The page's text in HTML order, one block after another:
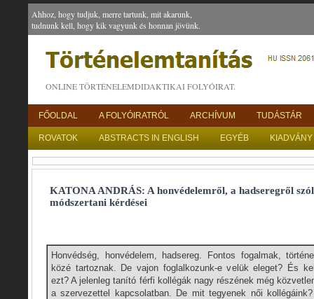
Ahhoz, hogy tudjuk, merre tartunk, mit akarunk,
tudnunk kell, hogy kik vagyunk és honnan jövünk.
ONLINE TÖRTÉNELEMDIDAKTIKAI FOLYÓIRAT.
FŐOLDAL A FOLYÓIRATRÓL ARCHÍVUM TUDÁSTÁR
ROVATOK ABSTRACTS IN ENGLISH EGYÉB
KATONA ANDRÁS: A honvédelemről, a hadseregről
módszertani kérdései
Honvédség, honvédelem, hadsereg. Fontos fogalmak,
közé tartoznak. De vajon foglalkozunk-e velük eleget? És
ezt? A jelenleg tanító férfi kollégák nagy részének még
a szervezettel kapcsolatban. De mit tegyenek női